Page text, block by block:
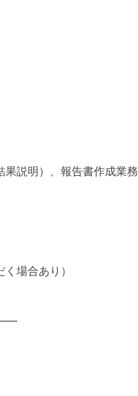
果説明）、報告書作成業務
場合あり）